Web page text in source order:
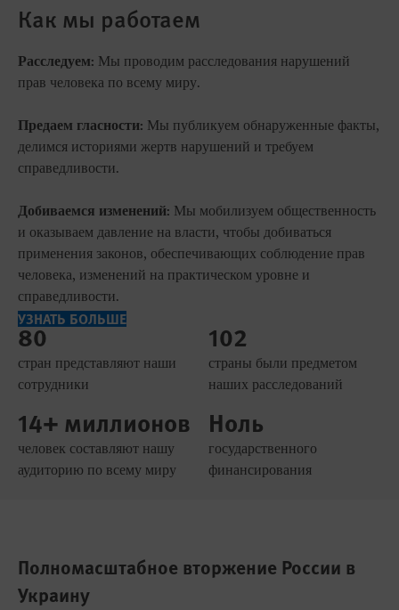
Как мы работаем
Расследуем: Мы проводим расследования нарушений
прав человека по всему миру.
Предаем гласности: Мы публикуем обнаруженные факты,
делимся историями жертв нарушений и требуем
справедливости.
Добиваемся изменений: Мы мобилизуем общественность
и оказываем давление на власти, чтобы добиваться
применения законов, обеспечивающих соблюдение прав
человека, изменений на практическом уровне и
справедливости.
УЗНАТЬ БОЛЬШЕ
80
стран представляют наши
сотрудники
102
страны были предметом
наших расследований
14+ миллионов
человек составляют нашу
аудиторию по всему миру
Ноль
государственного
финансирования
Полномасштабное вторжение России в
Украину